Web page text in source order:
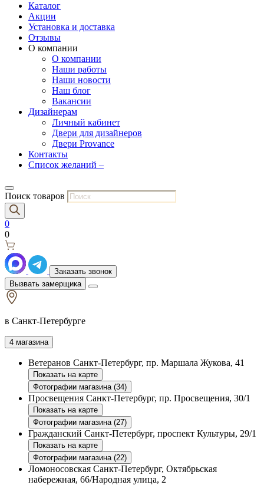
Каталог
Акции
Установка и доставка
Отзывы
О компании
О компании
Наши работы
Наши новости
Наш блог
Вакансии
Дизайнерам
Личный кабинет
Двери для дизайнеров
Двери Provance
Контакты
Список желаний –
Поиск товаров
0
0
Заказать звонок
Вызвать замерщика
в Санкт-Петербурге
4 магазина
Ветеранов Санкт-Петербург, пр. Маршала Жукова, 41
Показать на карте
Фотографии магазина (34)
Просвещения Санкт-Петербург, пр. Просвещения, 30/1
Показать на карте
Фотографии магазина (27)
Гражданский Санкт-Петербург, проспект Культуры, 29/1
Показать на карте
Фотографии магазина (22)
Ломоносовская Санкт-Петербург, Октябрьская
набережная, 66/Народная улица, 2